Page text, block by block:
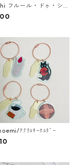
フルール・ドゥ・シル
・菊 (ドール用ヘッドド
ｱｸﾘﾙｷｰﾎﾙﾀﾞｰ